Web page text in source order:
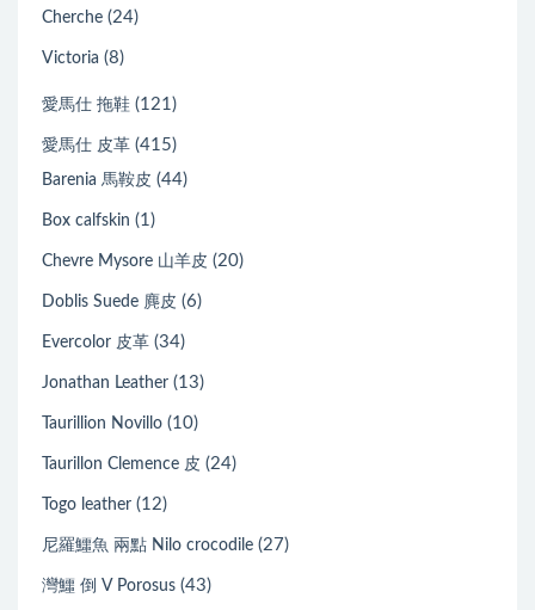
Cherche (24)
Victoria (8)
愛馬仕 拖鞋 (121)
愛馬仕 皮革 (415)
Barenia 馬鞍皮 (44)
Box calfskin (1)
Chevre Mysore 山羊皮 (20)
Doblis Suede 麂皮 (6)
Evercolor 皮革 (34)
Jonathan Leather (13)
Taurillion Novillo (10)
Taurillon Clemence 皮 (24)
Togo leather (12)
尼羅鱷魚 兩點 Nilo crocodile (27)
灣鱷 倒 V Porosus (43)